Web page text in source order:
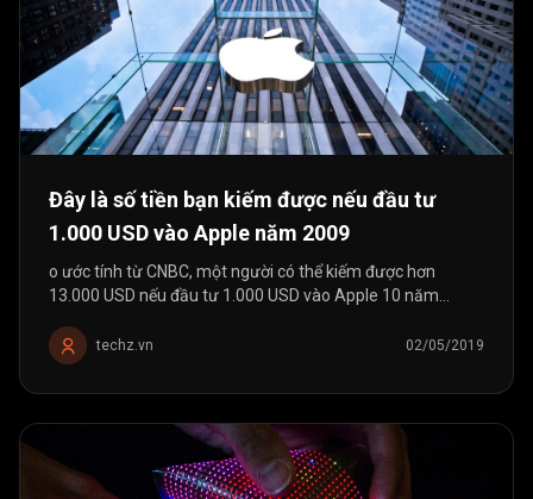
Đây là số tiền bạn kiếm được nếu đầu tư
1.000 USD vào Apple năm 2009
o ước tính từ CNBC, một người có thể kiếm được hơn
13.000 USD nếu đầu tư 1.000 USD vào Apple 10 năm
techz.vn 02/05/2019